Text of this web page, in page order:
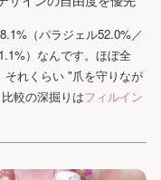
（パラジェル52.0%／
）なんです。ほぼ全
それくらい "爪を守りなが
較の深掘りはフィルイン